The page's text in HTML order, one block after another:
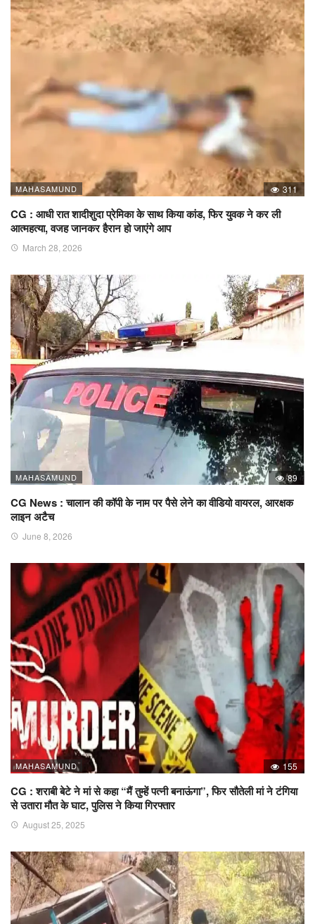
MAHASAMUND 311
CG : आधी रात शादीशुदा प्रेमिका के साथ किया कांड, फिर युवक ने कर ली
आत्महत्या, वजह जानकर हैरान हो जाएंगे आप
March 28, 2026
MAHASAMUND 89
CG News : चालान की कॉपी के नाम पर पैसे लेने का वीडियो वायरल, आरक्षक
लाइन अटैच
June 8, 2026
MAHASAMUND 155
CG : शराबी बेटे ने मां से कहा “मैं तुम्हें पत्नी बनाऊंगा”, फिर सौतेली मां ने टंगिया
से उतारा मौत के घाट, पुलिस ने किया गिरफ्तार
August 25, 2025